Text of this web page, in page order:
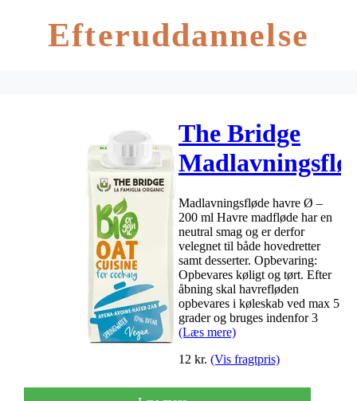
Efteruddannelse
The Bridge
havre Ø – 200
ml
Madlavningsfløde havre Ø –
200 ml Havre madfløde har en
neutral smag og er derfor
velegnet til både hovedretter
samt desserter. Opbevaring:
Opbevares køligt og tørt. Efter
åbning skal havrefløden
opbevares i køleskab ved max 5
grader og bruges indenfor 3
(Læs mere)
12 kr. (Vis fragtpris)